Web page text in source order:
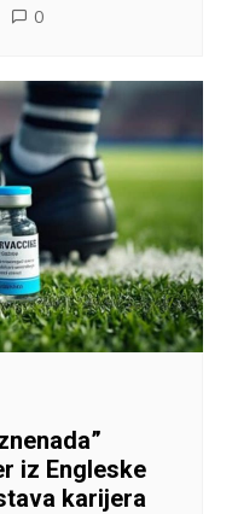
0
iz Engleske
karijera